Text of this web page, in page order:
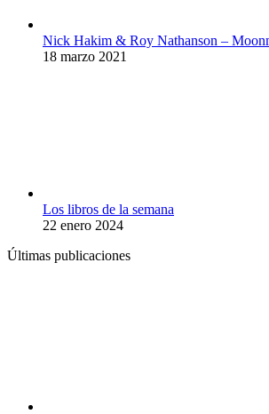
Nick Hakim & Roy Nathanson –
18 marzo 2021
Los libros de la semana
22 enero 2024
Últimas publicaciones